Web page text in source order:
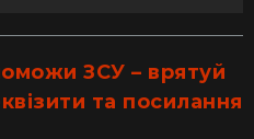
ЗСУ – врятуй
та посилання